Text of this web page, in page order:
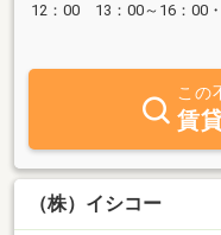
12：00 13：00～16：00
す。メッセージを入れて
この
賃
（株）イシコー